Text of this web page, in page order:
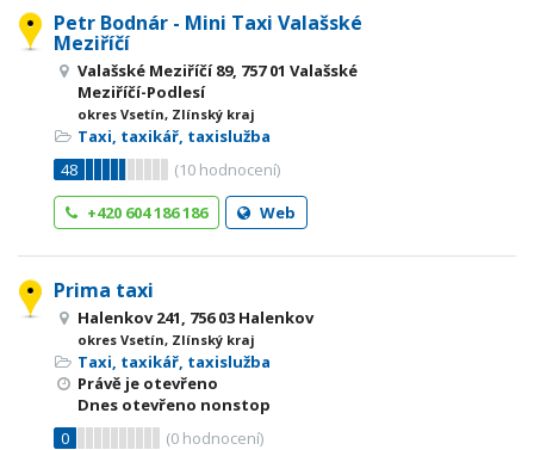
Petr Bodnár - Mini Taxi Valašské
Meziříčí
Valašské Meziříčí 89, 757 01 Valašské
Meziříčí-Podlesí
okres Vsetín, Zlínský kraj
Taxi, taxikář, taxislužba
48
(10 hodnocení)
+420 604 186 186
Web
Prima taxi
Halenkov 241, 756 03 Halenkov
okres Vsetín, Zlínský kraj
Taxi, taxikář, taxislužba
Právě je otevřeno
Dnes otevřeno nonstop
0
(0 hodnocení)